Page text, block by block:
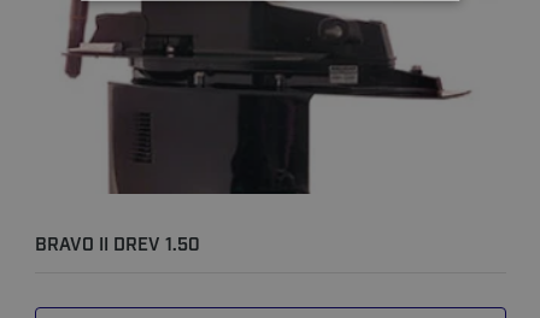
BRAVO II DREV 1.50